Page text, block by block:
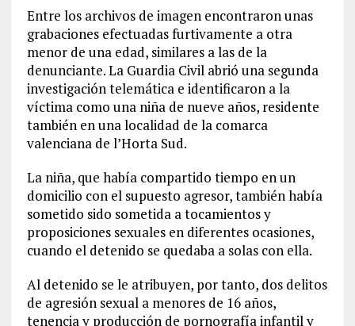
Entre los archivos de imagen encontraron unas
grabaciones efectuadas furtivamente a otra
menor de una edad, similares a las de la
denunciante. La Guardia Civil abrió una segunda
investigación telemática e identificaron a la
víctima como una niña de nueve años, residente
también en una localidad de la comarca
valenciana de l’Horta Sud.
La niña, que había compartido tiempo en un
domicilio con el supuesto agresor, también había
sometido sido sometida a tocamientos y
proposiciones sexuales en diferentes ocasiones,
cuando el detenido se quedaba a solas con ella.
Al detenido se le atribuyen, por tanto, dos delitos
de agresión sexual a menores de 16 años,
tenencia y producción de pornografía infantil y